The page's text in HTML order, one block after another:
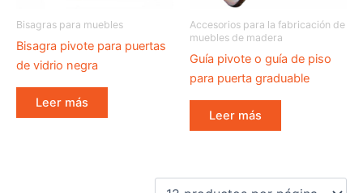
Bisagras para muebles
Bisagra pivote para puertas
de vidrio negra
Leer más
Accesorios para la fabricación de
muebles de madera
Guía pivote o guía de piso
para puerta graduable
Leer más